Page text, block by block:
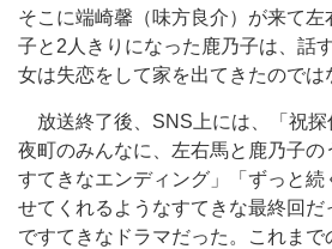
そこに端崎馨（味方良介）が来て
子と2人きりになった鹿乃子は、話
女は失恋をして家を出てきたのでは
放送終了後、SNS上には、「祝探
夜町のみんなに、左右馬と鹿乃子の
すてきなエンディング」「ずっと続
せてくれるようなすてきな最終回だ
ですてきなドラマだった。これま